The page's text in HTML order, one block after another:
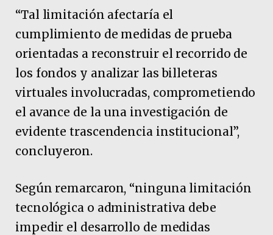
“Tal limitación afectaría el
cumplimiento de medidas de prueba
orientadas a reconstruir el recorrido de
los fondos y analizar las billeteras
virtuales involucradas, comprometiendo
el avance de la una investigación de
evidente trascendencia institucional”,
concluyeron.
Según remarcaron, “ninguna limitación
tecnológica o administrativa debe
impedir el desarrollo de medidas